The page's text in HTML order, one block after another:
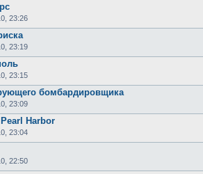
23:26
23:19
23:15
бомбардировщика
23:09
Harbor
23:04
22:50